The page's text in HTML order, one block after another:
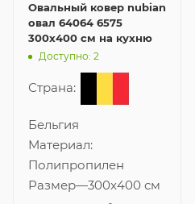
Овальный ковер nubian
овал 64064 6575
300x400 см на кухню
Доступно: 2
Страна:
Бельгия
Материал:
Полипропилен
Размер—300x400 см